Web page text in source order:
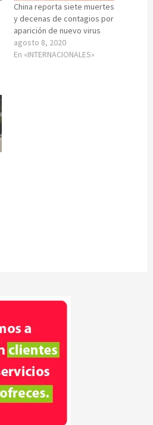
China reporta siete muertes
y decenas de contagios por
aparición de nuevo virus
agosto 8, 2020
En «INTERNACIONALES»